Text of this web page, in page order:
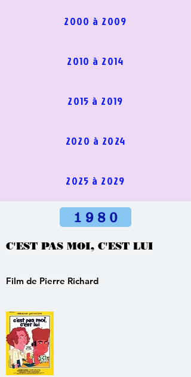
2000 à 2009
2010 à 2014
2015 à 2019
2020 à 2024
2025 à 2029
1 9 8 0
C'EST PAS MOI, C'EST LUI
Film de Pierre Richard